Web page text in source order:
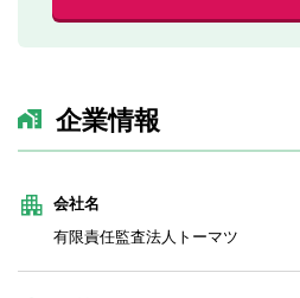
企業情報
会社名
有限責任監査法人トーマツ